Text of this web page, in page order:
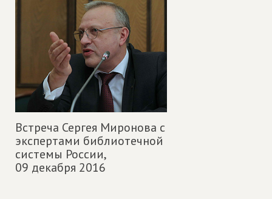
Встреча Сергея Миронова с
экспертами библиотечной
системы России,
09 декабря 2016